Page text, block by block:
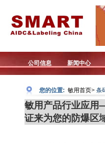
公司信息 新闻中心
您的位置: 敏用首页> 条
敏用产品行业应
证来为您的防爆区